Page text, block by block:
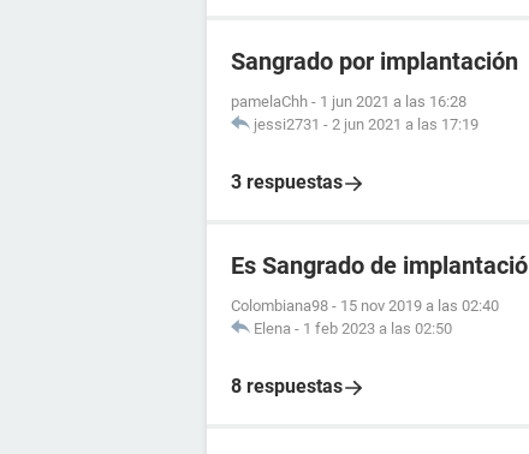
Sangrado por implantación
pamelaChh - 1 jun 2021 a las 16:28
jessi2731 - 2 jun 2021 a las 17:19
3 respuestas
Es Sangrado de
Colombiana98 - 15 nov 2019 a las 02:40
Elena - 1 feb 2023 a las 02:50
8 respuestas